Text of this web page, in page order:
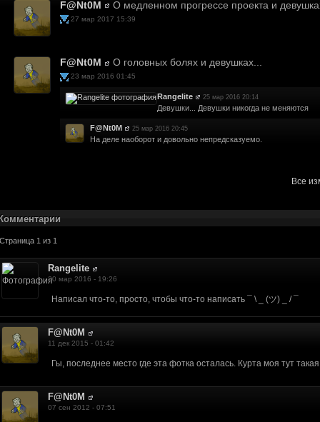
хотим переоборудовать, а техник в запое. Когда выйдет - тогда будут
нибудь в таком духе?
наткнулся на вас, хочу помочь в разработке. Владею 3DSMAX,
Не сейчас, но будут. Из предполагаемых это Кламат, токсические
раз про Fallout 2161?
карт городов?
отсутствия новостей - пока никак.
до релиза
упоминали)
are bad. What exactlyis this site for?
о проекте , несказанно рад !!!!! Спасибо огромное что занимаетесь
F@Nt0M О медленном прогрессе проекта и
27 мар 2017 15:39
F@Nt0M О головных болях и девушках...
23 мар 2016 01:45
Rangelite 25 мар 2016 20:14
Девушки... Девушки никогда не меняются
F@Nt0M 25 мар 2016 20:45
На деле наоборот и довольно непредсказуемо.
Все
Комментарии
Страница 1 из 1
Rangelite
20 мар 2016 - 19:26
Написал что-то, просто, чтобы что-то написать ¯ \ _ (ツ) _ / ¯
F@Nt0M
11 дек 2015 - 01:42
Гы, последнее место где эта фотка осталась. Курта моя тут
F@Nt0M
07 сен 2012 - 07:51